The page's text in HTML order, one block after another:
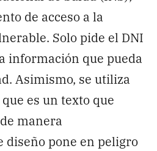
de acceso a la
Solo pide el DNI
información que pueda
Asimismo, se utiliza
es un texto que
manera
diseño pone en peligro